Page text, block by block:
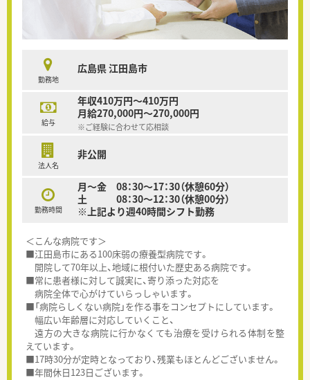
勤務地
広島県 江田島市
給与
年収410万円～410万円
月給270,000円～270,000円
※ご経験に合わせて応相談
法人名
非公開
勤務時間
月～金 08：30～17：30（休憩60分）
土 08：30～12：30（休憩00分）
※上記より週40時間シフト勤務
＜こんな病院です＞
■江田島市にある100床弱の療養型病院です。
開院して70年以上、地域に根付いた歴史ある病院です。
■常に患者様に対して誠実に、寄り添った対応を
病院全体で心がけていらっしゃいます。
■「病院らしくない病院」を作る事をコンセプトにしています。
幅広い年齢層に対応していくこと、
遠方の大きな病院に行かなくても治療を受けられる体制を整
えています。
■17時30分が定時となっており、残業もほとんどございません。
■年間休日123日ございます。